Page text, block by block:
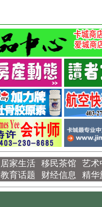
居家生活 移民茶馆 艺术
教育话题 财经信息 精华